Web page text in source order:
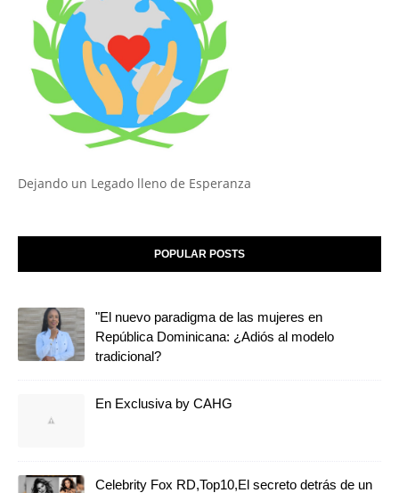
Dejando un Legado lleno de Esperanza
POPULAR POSTS
"El nuevo paradigma de las mujeres en
República Dominicana: ¿Adiós al modelo
tradicional?
En Exclusiva by CAHG
Celebrity Fox RD,Top10,El secreto detrás de un